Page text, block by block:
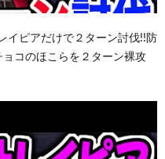
イピアだけで２ターン討伐!!防
コのほこらを２ターン裸攻